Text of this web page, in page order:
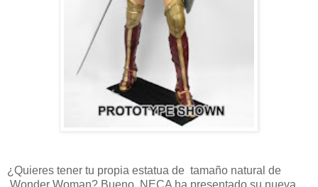
¿Quieres tener tu propia estatua de tamaño natural de
Wonder Woman? Bueno, NECA ha presentado su nueva